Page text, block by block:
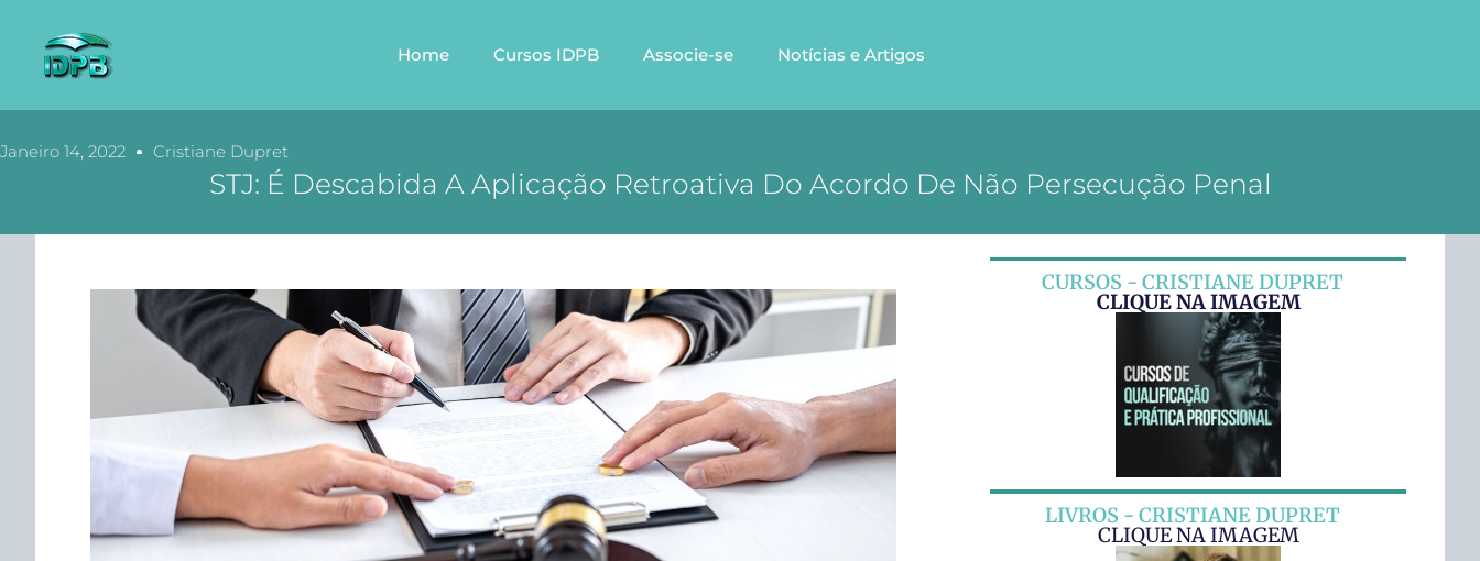
Home Cursos IDPB Associe-se Notícias e Artigos
Janeiro 14, 2022 Cristiane Dupret
STJ: É Descabida A Aplicação Retroativa Do Acordo De Não Persecução Penal
CURSOS - CRISTIANE DUPRET
CLIQUE NA IMAGEM
LIVROS - CRISTIANE DUPRET
CLIQUE NA IMAGEM